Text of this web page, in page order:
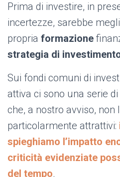
Prima di investire, in
incertezze, sarebbe
propria formazione
strategia di
Sui fondi comuni di
attiva ci sono una serie
che, a nostro avviso, non
particolarmente attrattivi:
spieghiamo l’impatto
criticità evidenziate
del tempo.